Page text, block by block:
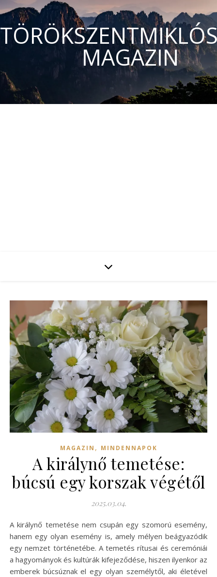
MAGAZIN
MAGAZIN , MINDENNAPOK
A királynő temetése:
búcsú egy korszak végétől
2025.03.04.
A királynő temetése nem csupán egy szomorú esemény,
hanem egy olyan esemény is, amely mélyen beágyazódik
egy nemzet történetébe. A temetés rítusai és ceremóniái
a hagyományok és kultúrák kifejeződése, hiszen ilyenkor az
emberek búcsúznak el egy olyan személytől, aki életével